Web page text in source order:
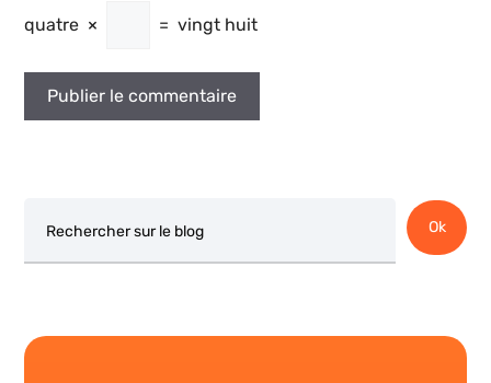
quatre × = vingt huit
Ok